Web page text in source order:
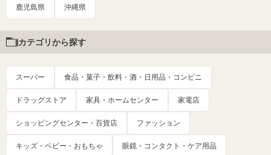
鹿児島県 沖縄県
カテゴリから探す
スーパー 食品・菓子・飲料・酒・日用品・コンビニ
ドラッグストア 家具・ホームセンター 家電店
ショッピングセンター・百貨店 ファッション
キッズ・ベビー・おもちゃ 眼鏡・コンタクト・ケア用品